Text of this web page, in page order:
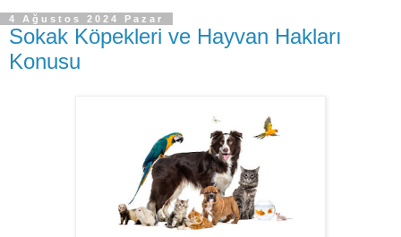
4 Ağustos 2024 Pazar
Sokak Köpekleri ve Hayvan Hakları
Konusu